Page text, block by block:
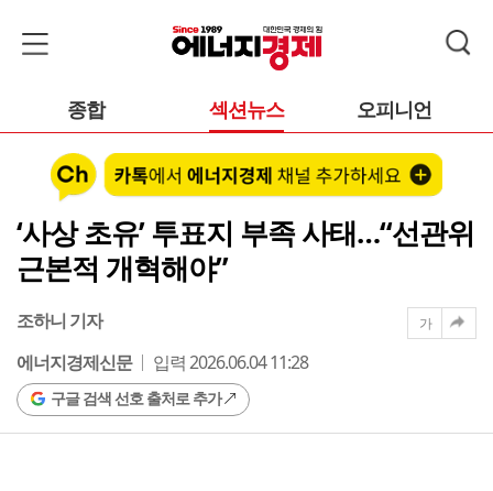
종합 섹션뉴스 오피니언
‘사상 초유’ 투표지 부족 사태…“선관위
근본적 개혁해야”
조하니 기자
에너지경제신문
입력 2026.06.04 11:28
구글 검색 선호 출처로 추가
가